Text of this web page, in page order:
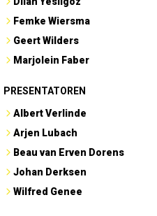
Femke Wiersma
Geert Wilders
Marjolein Faber
PRESENTATOREN
Albert Verlinde
Arjen Lubach
Beau van Erven Dorens
Johan Derksen
Wilfred Genee